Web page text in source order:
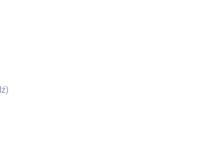
)